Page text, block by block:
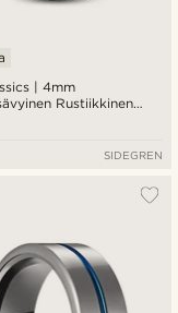
| 4mm
Rustiikkinen
SIDEGREN